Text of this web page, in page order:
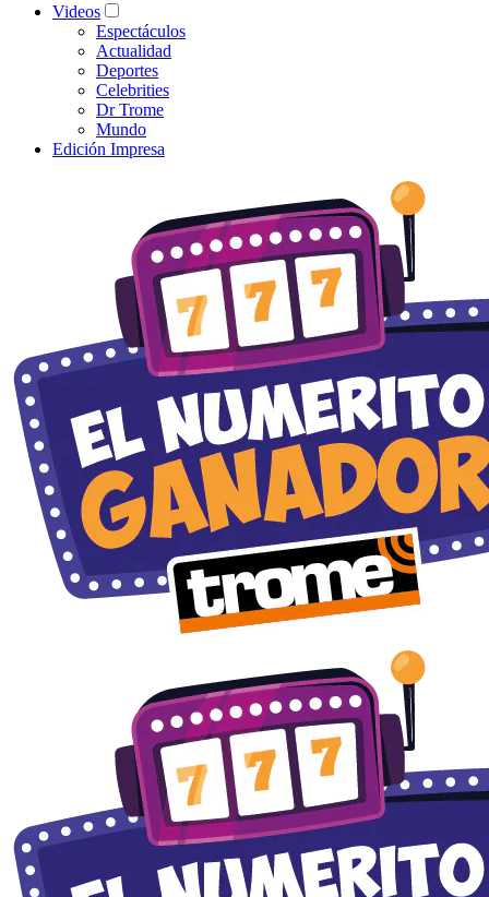
Videos
Espectáculos
Actualidad
Deportes
Celebrities
Dr Trome
Mundo
Edición Impresa